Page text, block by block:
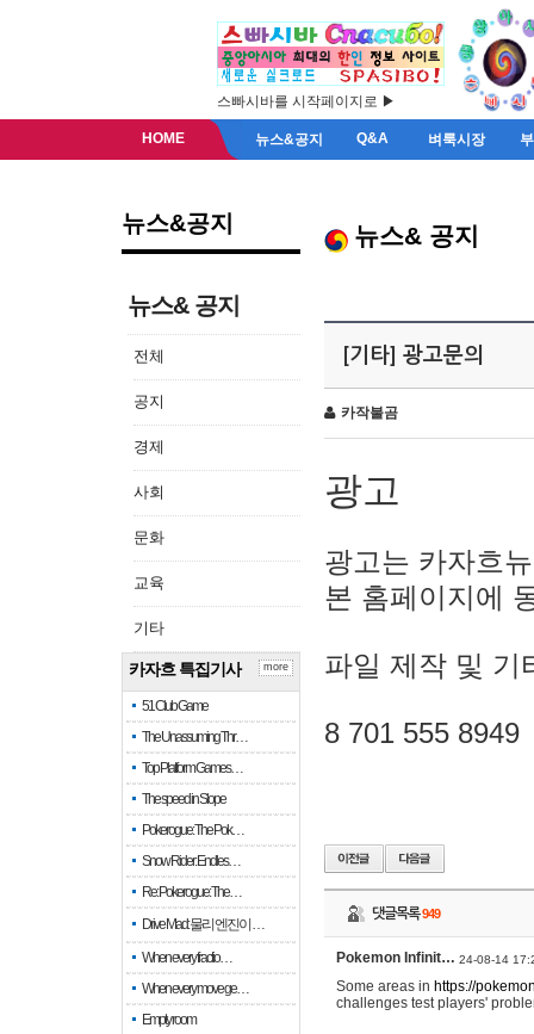
스빠시바를 시작페이지로 ▶
HOME 뉴스&공지 Q&A 벼룩시장
뉴스&공지
뉴스& 공지
전체
공지
경제
사회
문화
교육
기타
카자흐 특집기사
51 Club Game
The Unassuming Thr…
Top Platform Games…
The speed in Slope
Pokerogue: The Pok…
Snow Rider: Endles…
Re: Pokerogue: The…
Drive Mad: 물리 엔진이 …
When every fractio…
When every move ge…
Empty room
more
뉴스& 공지
[기타] 광고문의
카작불곰
광고
광고는 카자흐
본 홈페이지에
파일 제작 및 기
8 701 555 8949
댓글목록949
Pokemon Infinit… 24-08-14
Some areas in https://
challenges test players'